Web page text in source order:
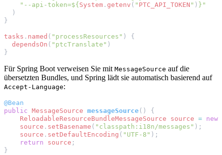
"--api-token=${ System . getenv ( " PTC_API_TOKEN " ) } "
)
}
tasks . named ( "processResources" )
{
dependsOn ( "ptcTranslate" )
}
Für Spring Boot verweisen Sie mit MessageSource auf die
übersetzten Bundles, und Spring lädt sie automatisch basierend auf
Accept-Language:
@Bean
public MessageSource messageSource ()
{
ReloadableResourceBundleMessageSource
source = new
source . setBasename ( "classpath:i18n/messages" );
source . setDefaultEncoding ( "UTF-8" );
return
source ;
}